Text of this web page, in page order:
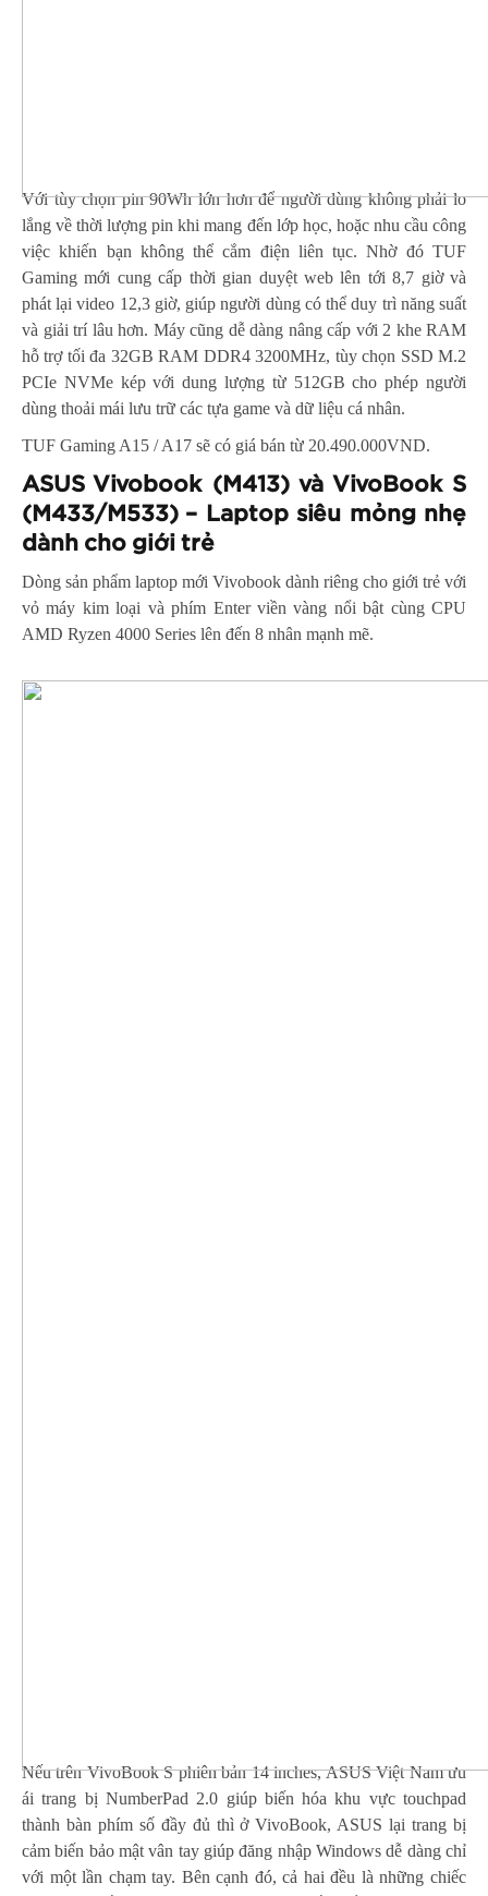
Với tùy chọn pin 90Wh lớn hơn để người dùng không phải lo
lắng về thời lượng pin khi mang đến lớp học, hoặc nhu cầu công
việc khiến bạn không thể cắm điện liên tục. Nhờ đó TUF
Gaming mới cung cấp thời gian duyệt web lên tới 8,7 giờ và
phát lại video 12,3 giờ, giúp người dùng có thể duy trì năng suất
và giải trí lâu hơn. Máy cũng dễ dàng nâng cấp với 2 khe RAM
hỗ trợ tối đa 32GB RAM DDR4 3200MHz, tùy chọn SSD M.2
PCIe NVMe kép với dung lượng từ 512GB cho phép người
dùng thoải mái lưu trữ các tựa game và dữ liệu cá nhân.
TUF Gaming A15 / A17 sẽ có giá bán từ 20.490.000VND.
ASUS Vivobook (M413) và VivoBook S
(M433/M533) – Laptop siêu mỏng nhẹ
dành cho giới trẻ
Dòng sản phẩm laptop mới Vivobook dành riêng cho giới trẻ với
vỏ máy kim loại và phím Enter viền vàng nổi bật cùng CPU
AMD Ryzen 4000 Series lên đến 8 nhân mạnh mẽ.
Nếu trên VivoBook S phiên bản 14 inches, ASUS Việt Nam ưu
ái trang bị NumberPad 2.0 giúp biến hóa khu vực touchpad
thành bàn phím số đầy đủ thì ở VivoBook, ASUS lại trang bị
cảm biến bảo mật vân tay giúp đăng nhập Windows dễ dàng chỉ
với một lần chạm tay. Bên cạnh đó, cả hai đều là những chiếc